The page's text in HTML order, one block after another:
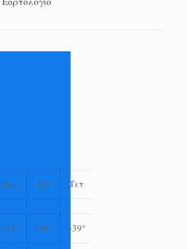
Δευ Τρι Τετ
+37° +38° +39°